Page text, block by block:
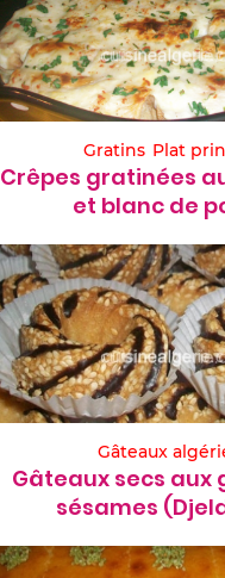
Gratins Plat
Crêpes gratinées
et blanc de
Gâteaux
Gâteaux secs aux
sésames